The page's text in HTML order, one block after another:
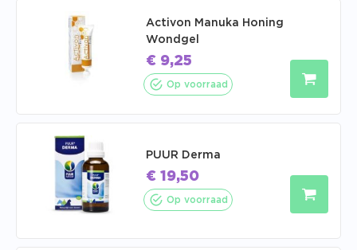
Activon Manuka Honing
Wondgel
€ 9,25
Op voorraad
PUUR Derma
€ 19,50
Op voorraad